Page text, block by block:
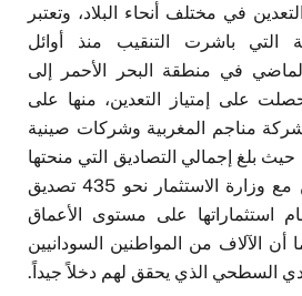
في مختلف أنحاء البلاد، وتعتبر
التي باشرت التنقيب منذ أوائل
في منطقة البحر الأحمر إلى
على إمتياز التعدين، منها على
مناجم المغربية وشركات صينية
بلغ إجمالي التصاديق التي منحتها
وزارة التعدين بالتضامن مع وزارة الاستثمار نحو 435 تصديق
استثماراتها على مستوى الأعماق
الآلاف من المواطنين السودانيين
السطحي الذي يحقق لهم دخلاً جيداً.